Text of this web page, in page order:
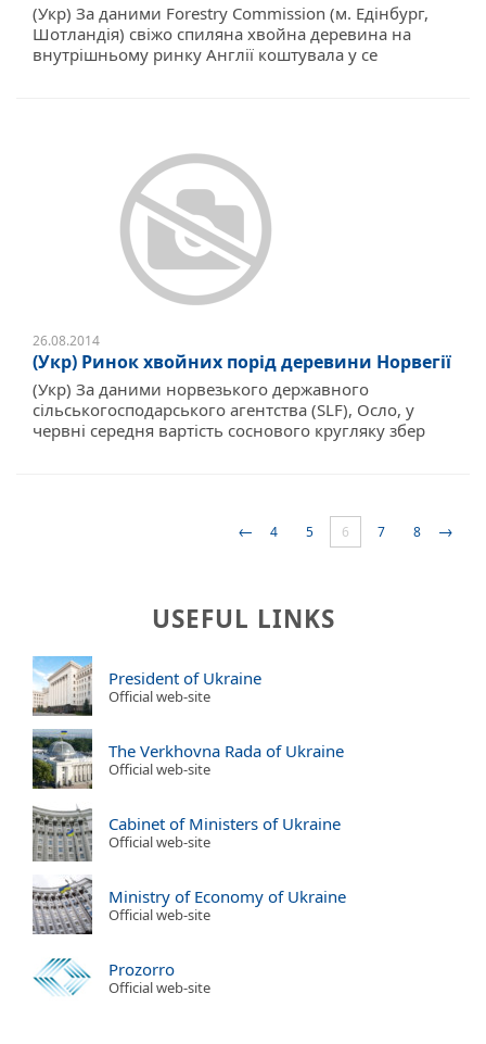
(Укр) За даними Forestry Commission (м. Едінбург,
Шотландія) свіжо спиляна хвойна деревина на
внутрішньому ринку Англії коштувала у се
26.08.2014
(Укр) Ринок хвойних порід деревини Норвегії
(Укр) За даними норвезького державного
сільськогосподарського агентства (SLF), Осло, у
червні середня вартість соснового кругляку збер
← 4 5 6 7 8 →
USEFUL LINKS
President of Ukraine
Official web-site
The Verkhovna Rada of Ukraine
Official web-site
Cabinet of Ministers of Ukraine
Official web-site
Ministry of Economy of Ukraine
Official web-site
Prozorro
Official web-site